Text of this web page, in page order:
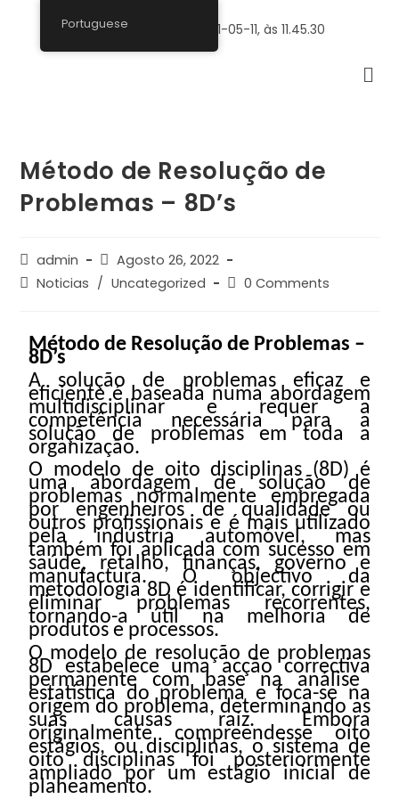
Método de Resolução de
Problemas – 8D’s
admin
Agosto 26, 2022
Noticias / Uncategorized 0 Comments
Método de Resolução de Problemas –
8D’s
A solução de problemas eficaz e
eficiente é baseada numa abordagem
multidisciplinar e requer a
competência necessária para a
solução de problemas em toda a
organização.
O modelo de oito disciplinas (8D) é
uma abordagem de solução de
problemas normalmente empregada
por engenheiros de qualidade ou
outros profissionais e é mais utilizado
pela indústria automóvel, mas
também foi aplicada com sucesso em
saúde, retalho, finanças, governo e
manufactura. Oobjectivo da
metodologia 8D é identificar, corrigir e
eliminar problemas recorrentes,
tornando-a útil na melhoria de
produtos e processos.
O modelo de resolução de problemas
8D estabelece uma acção correctiva
permanente com base na análise
estatística do problema e foca-se na
origem do problema, determinando as
suas causas raiz. Embora
originalmente compreendesse oito
estágios, ou disciplinas, o sistema de
oito disciplinas foi posteriormente
ampliado por um estágio inicial de
planeamento.
Portuguese